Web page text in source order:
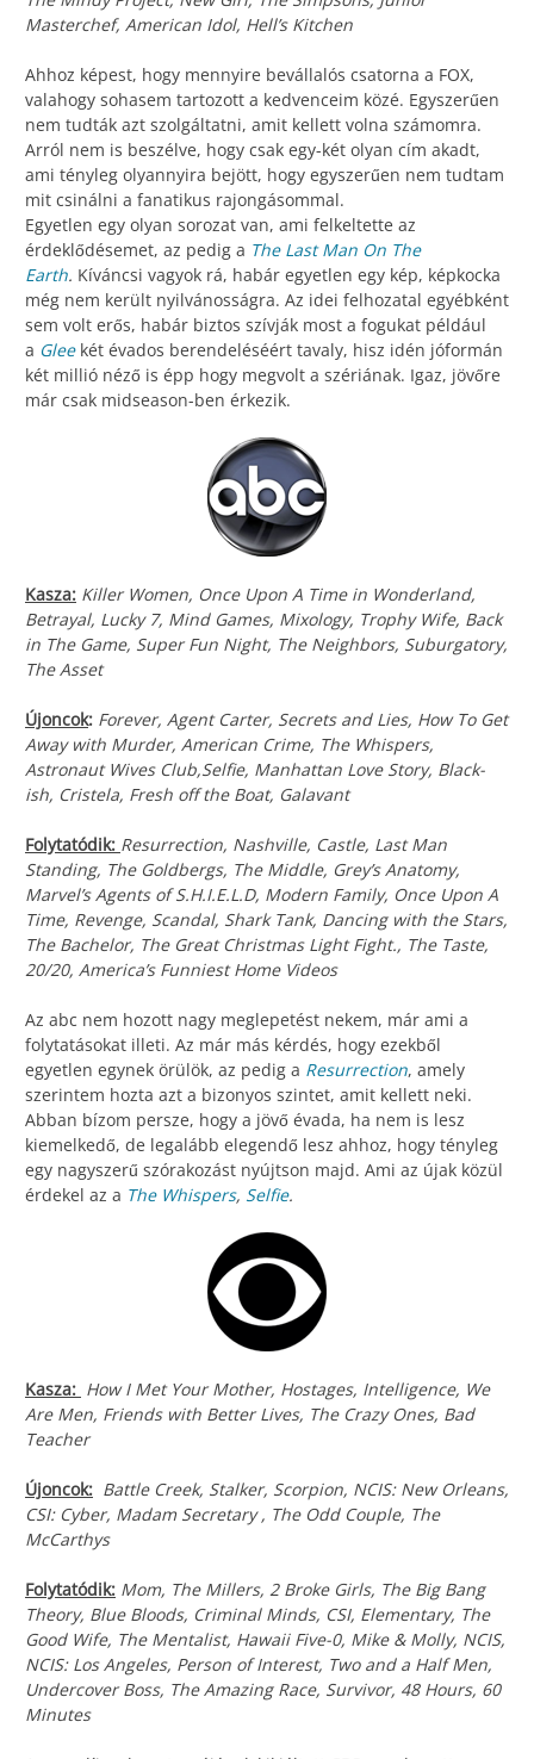
Masterchef, American Idol, Hell’s Kitchen
Ahhoz képest, hogy mennyire bevállalós csatorna a FOX,
valahogy sohasem tartozott a kedvenceim közé. Egyszerűen
nem tudták azt szolgáltatni, amit kellett volna számomra.
Arról nem is beszélve, hogy csak egy-két olyan cím akadt,
ami tényleg olyannyira bejött, hogy egyszerűen nem tudtam
mit csinálni a fanatikus rajongásommal.
Egyetlen egy olyan sorozat van, ami felkeltette az
érdeklődésemet, az pedig a The Last Man On The
Earth. Kíváncsi vagyok rá, habár egyetlen egy kép, képkocka
még nem került nyilvánosságra. Az idei felhozatal egyébként
sem volt erős, habár biztos szívják most a fogukat például
a Gleekét évados berendeléséért tavaly, hisz idén jóformán
két millió néző is épp hogy megvolt a szériának. Igaz, jövőre
már csak midseason-ben érkezik.
Kasza: Killer Women, Once Upon A Time in Wonderland,
Betrayal, Lucky 7, Mind Games, Mixology, Trophy Wife, Back
in The Game, Super Fun Night, The Neighbors, Suburgatory,
The Asset
Újoncok: Forever, Agent Carter, Secrets and Lies, How To Get
Away with Murder, American Crime, The Whispers,
Astronaut Wives Club,Selfie, Manhattan Love Story, Black-
ish, Cristela, Fresh off the Boat, Galavant
Folytatódik: Resurrection, Nashville, Castle, Last Man
Standing, The Goldbergs, The Middle, Grey’s Anatomy,
Marvel’s Agents of S.H.I.E.L.D, Modern Family, Once Upon A
Time, Revenge, Scandal, Shark Tank, Dancing with the Stars,
The Bachelor, The Great Christmas Light Fight., The Taste,
20/20, America’s Funniest Home Videos
Az abc nem hozott nagy meglepetést nekem, már ami a
folytatásokat illeti. Az már más kérdés, hogy ezekből
egyetlen egynek örülök, az pedig a Resurrection, amely
szerintem hozta azt a bizonyos szintet, amit kellett neki.
Abban bízom persze, hogy a jövő évada, ha nem is lesz
kiemelkedő, de legalább elegendő lesz ahhoz, hogy tényleg
egy nagyszerű szórakozást nyújtson majd. Ami az újak közül
érdekel az a The Whispers, Selfie.
Kasza: How I Met Your Mother, Hostages, Intelligence, We
Are Men, Friends with Better Lives, The Crazy Ones, Bad
Teacher
Újoncok: Battle Creek, Stalker, Scorpion, NCIS: New Orleans,
CSI: Cyber, Madam Secretary , The Odd Couple, The
McCarthys
Folytatódik: Mom, The Millers, 2 Broke Girls, The Big Bang
Theory, Blue Bloods, Criminal Minds, CSI, Elementary, The
Good Wife, The Mentalist, Hawaii Five-0, Mike & Molly, NCIS,
NCIS: Los Angeles, Person of Interest, Two and a Half Men,
Undercover Boss, The Amazing Race, Survivor, 48 Hours, 60
Minutes